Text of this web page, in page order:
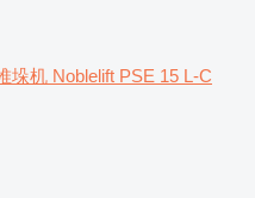
垛机 Noblelift PSE 15 L-C